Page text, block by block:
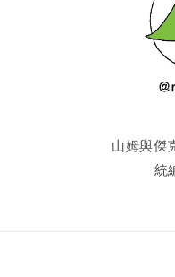
山姆與傑
統